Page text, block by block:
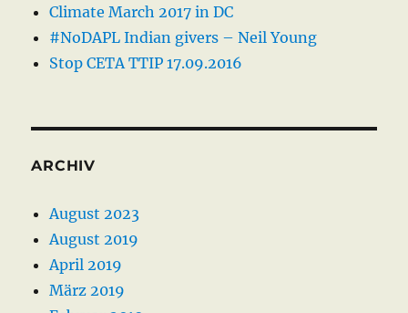
Climate March 2017 in DC
#NoDAPL Indian givers – Neil Young
Stop CETA TTIP 17.09.2016
ARCHIV
August 2023
August 2019
April 2019
März 2019